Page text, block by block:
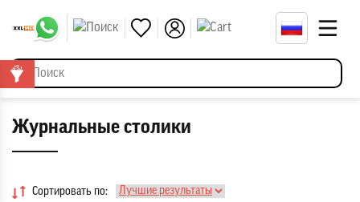
Журнальные столики
Сортировать по: